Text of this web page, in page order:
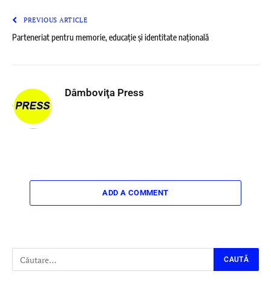
PREVIOUS ARTICLE
Parteneriat pentru memorie, educație și identitate națională
Dâmboviţa Press
ADD A COMMENT